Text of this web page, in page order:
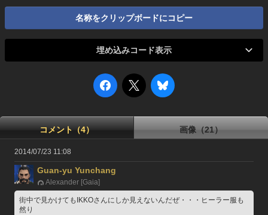
名称をクリップボードにコピー
埋め込みコード表示
コメント（4） 画像（21）
2014/07/23 11:08
Guan-yu Yunchang
Alexander [Gaia]
街中で見かけてもIKKOさんにしか見えないんだぜ・・・ヒーラー服も
然り